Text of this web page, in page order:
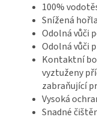
100%
Snížená
Odolná vůči
Odolná vůči
Kontaktní
vyztuženy
zabraňující
Vysoká
Snadné